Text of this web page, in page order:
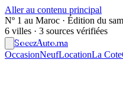
Aller au contenu principal
Nº 1 au Maroc · Édition du
6 villes · 3 sources vérifiées
SoeezAuto.ma
OccasionNeufLocationLa Cote